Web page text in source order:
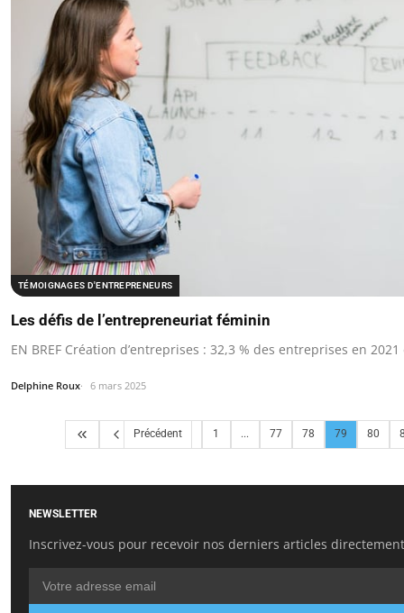
TÉMOIGNAGES D'ENTREPRENEURS
Les défis de l’entrepreneuriat féminin
EN BREF Création d’entreprises : 32,3 % des entreprises en
Delphine Roux 6 mars 2025
Précédent 1 ... 77 78 79 80
NEWSLETTER
Inscrivez-vous pour recevoir nos derniers articles